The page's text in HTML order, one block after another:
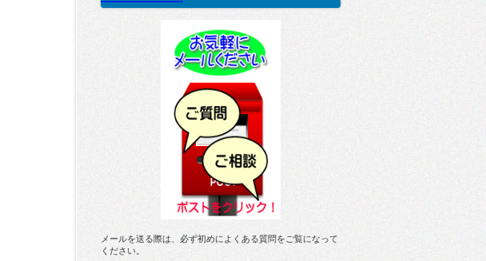
メールを送る際は、必ず初めによくある質問をご覧になって
ください。